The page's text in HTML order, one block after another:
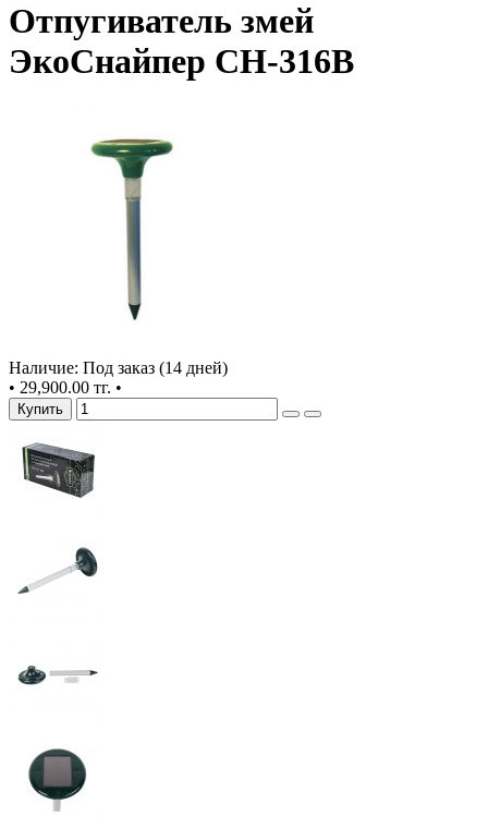
Отпугиватель змей
ЭкоСнайпер CH-316B
Наличие: Под заказ (14 дней)
• 29,900.00 тг. •
Купить